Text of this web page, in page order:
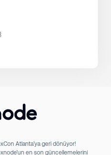
Atlanta’ya geri dönüyor!
en son güncellemelerini